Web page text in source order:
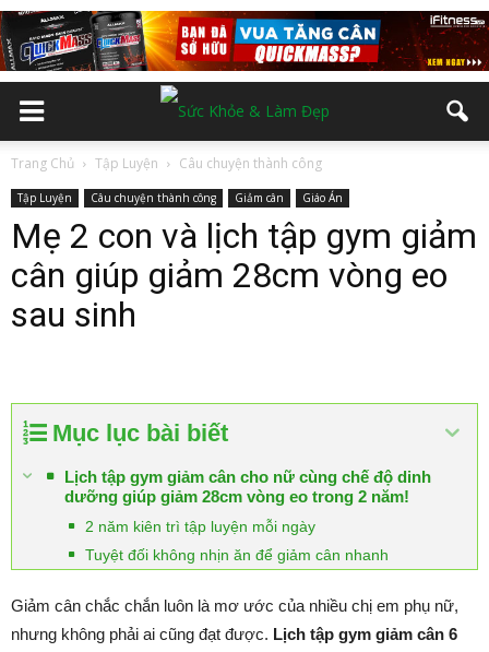
Trang Chủ Tập Luyện Câu chuyện thành công
Tập Luyện Câu chuyện thành công Giảm cân Giáo Án
Mẹ 2 con và lịch tập gym giảm
cân giúp giảm 28cm vòng eo
sau sinh
Mục lục bài biết
Lịch tập gym giảm cân cho nữ cùng chế độ dinh
dưỡng giúp giảm 28cm vòng eo trong 2 năm!
2 năm kiên trì tập luyện mỗi ngày
Tuyệt đối không nhịn ăn để giảm cân nhanh
Giảm cân chắc chắn luôn là mơ ước của nhiều chị em phụ nữ,
nhưng không phải ai cũng đạt được. Lịch tập gym giảm cân 6